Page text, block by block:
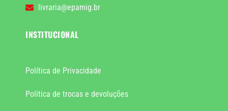
livraria@epamig.br
INSTITUCIONAL
Política de Privacidade
Política de trocas e devoluções